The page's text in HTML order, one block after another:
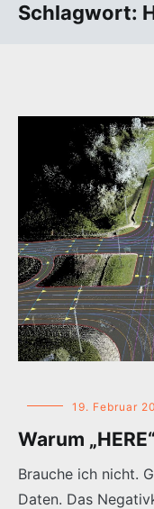
Schlagwort:
19. Februar
Warum
Brauche ich nicht.
Daten. Das